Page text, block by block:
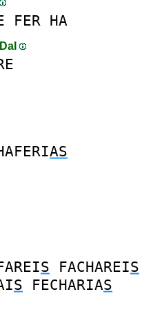
FER HA
AS
S FACHAREIS
S FECHARIAS